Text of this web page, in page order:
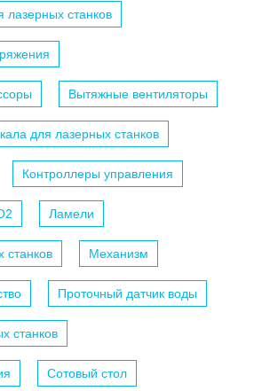
станков
Вытяжные вентиляторы
для лазерных станков
Контроллеры управления
Ламели
станков Механизм
Проточный датчик воды
станков
Сотовый стол